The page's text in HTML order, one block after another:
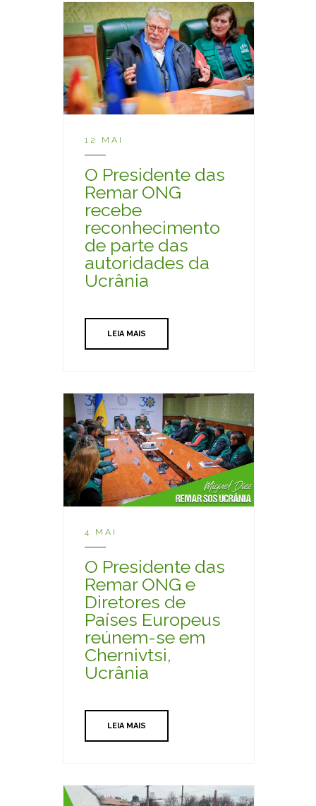
12 MAI
O Presidente das
Remar ONG
recebe
reconhecimento
de parte das
autoridades da
Ucrânia
LEIA MAIS
4 MAI
O Presidente das
Remar ONG e
Diretores de
Países Europeus
reúnem-se em
Chernivtsi,
Ucrânia
LEIA MAIS